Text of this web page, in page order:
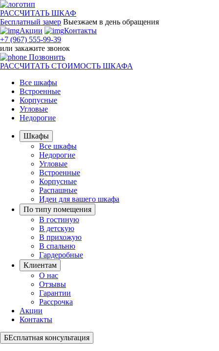
РАССЧИТАТЬ ШКАФ
Бесплатный замер Выезжаем в день обращения
Акции
Контакты
+7 (967) 555-99-39
или закажите звонок
Позвонить
РАССЧИТАТЬ СТОИМОСТЬ ШКАФА
Все шкафы
Встроенные
Корпусные
Угловые
Недорогие
Шкафы
Все шкафы
Недорогие
Угловые
Встроенные
Корпусные
Распашные
Идеи для вашего шкафа
По типу помещения
В гостиную
В детскую
В прихожую
В спальню
Гардеробные
Клиентам
О нас
Отзывы
Гарантии
Рассрочка
Акции
Контакты
БЕсплатная консультация